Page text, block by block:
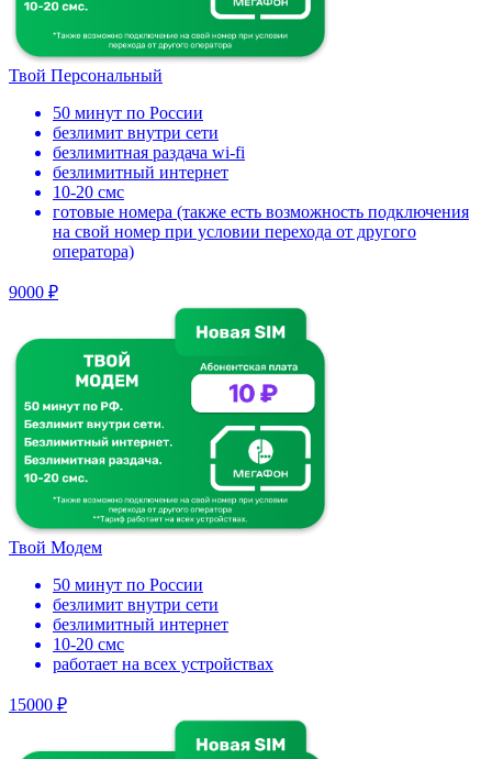
Твой Персональный
50 минут по России
безлимит внутри сети
безлимитная раздача wi-fi
безлимитный интернет
10-20 смс
готовые номера (также есть возможность подключения
на свой номер при условии перехода от другого
оператора)
9000 ₽
Твой Модем
50 минут по России
безлимит внутри сети
безлимитный интернет
10-20 смс
работает на всех устройствах
15000 ₽